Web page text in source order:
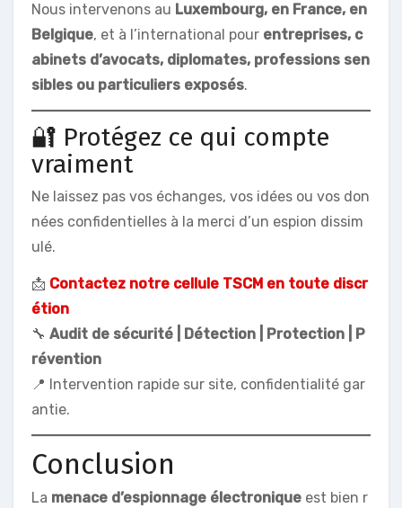
Nous intervenons au Luxembourg, en France, en
Belgique, et à l’international pour entreprises, c
abinets d’avocats, diplomates, professions sen
sibles ou particuliers exposés.
🔐 Protégez ce qui compte
vraiment
Ne laissez pas vos échanges, vos idées ou vos don
nées confidentielles à la merci d’un espion dissim
ulé.
📩 Contactez notre cellule TSCM en toute discr
étion
🔧 Audit de sécurité | Détection | Protection | P
révention
📍 Intervention rapide sur site, confidentialité gar
antie.
Conclusion
La menace d’espionnage électronique est bien r